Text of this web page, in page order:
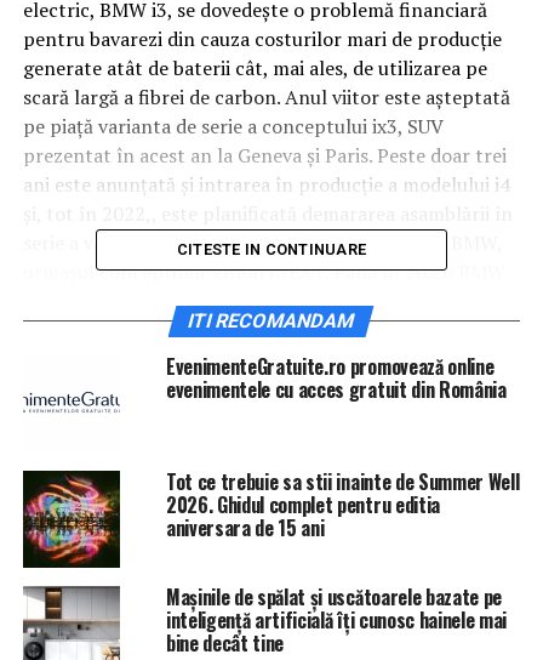
electric, BMW i3, se dovedeşte o problemă financiară
pentru bavarezi din cauza costurilor mari de producţie
generate atât de baterii cât, mai ales, de utilizarea pe
scară largă a fibrei de carbon.Anul viitor este aşteptată
pe piaţă varianta de serie a conceptului ix3, SUV
prezentat în acest an la Geneva şi Paris. Peste doar trei
ani este anunţată şi intrarea în producţie a modelului i4
serie a vârfului de gamă în domeniul electricelor BMW,
urmaşul conceptului Vision iNEXT. Până în 2025, BMW
plănuieşte o gamă compusă din 25 de vehicule
electrificate, jumătate dintre acestea fiind 100%
electrice. Anul viitor şi marca Mini a grupului va lansa
primul său model 100% electric după ce anul trecut a
lansat Countryman plug-in hybrid.
CITESTE IN CONTINUARE
ITI RECOMANDAM
EvenimenteGratuite.ro promovează online
evenimentele cu acces gratuit din România
Tot ce trebuie sa stii inainte de Summer Well
2026. Ghidul complet pentru editia
aniversara de 15 ani
Mașinile de spălat și uscătoarele bazate pe
inteligență artificială îți cunosc hainele mai
bine decât tine